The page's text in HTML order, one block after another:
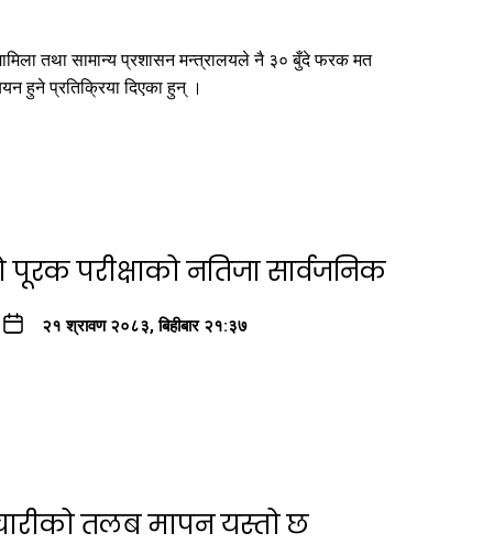
तथा सामान्य प्रशासन मन्त्रालयले नै ३० बुँदे फरक मत
हुने प्रतिक्रिया दिएका हुन् ।
पूरक परीक्षाको नतिजा सार्वजनिक
२१ श्रावण २०८३, बिहीबार २१:३७
तलब मापन यस्तो छ